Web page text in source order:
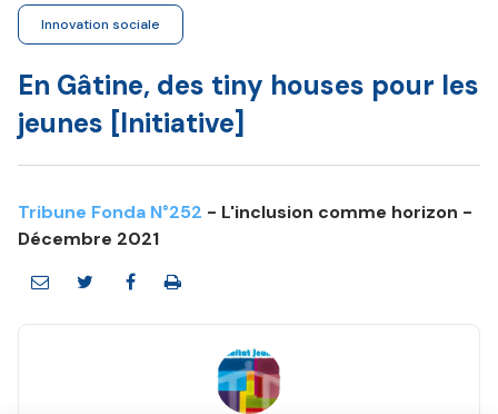
Innovation sociale
En Gâtine, des tiny houses pour les
jeunes [Initiative]
Tribune Fonda N°252 - L'inclusion comme horizon -
Décembre 2021